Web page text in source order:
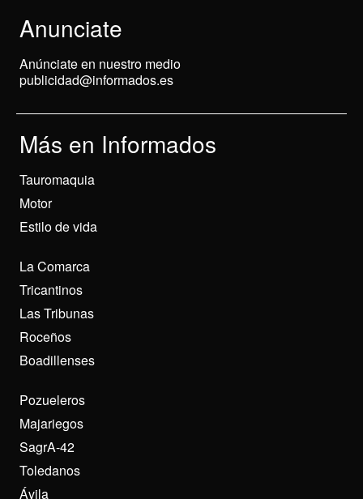
Anunciate
Anúnciate en nuestro medio
publicidad@informados.es
Más en Informados
Tauromaquia
Motor
Estilo de vida
La Comarca
Tricantinos
Las Tribunas
Roceños
Boadillenses
Pozueleros
Majariegos
SagrA-42
Toledanos
Ávila